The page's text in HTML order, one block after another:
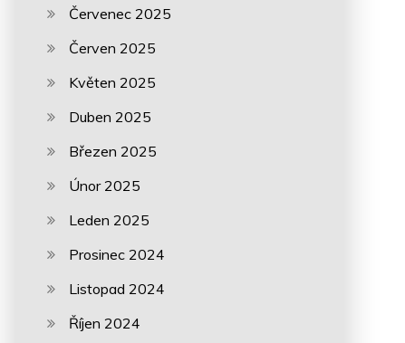
Červenec 2025
Červen 2025
Květen 2025
Duben 2025
Březen 2025
Únor 2025
Leden 2025
Prosinec 2024
Listopad 2024
Říjen 2024